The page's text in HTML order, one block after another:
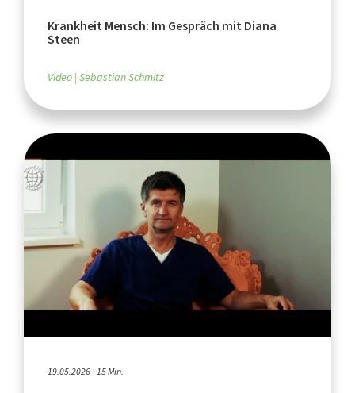
Krankheit Mensch: Im Gespräch mit Diana
Steen
Video Sebastian Schmitz
19.05.2026 - 15 Min.